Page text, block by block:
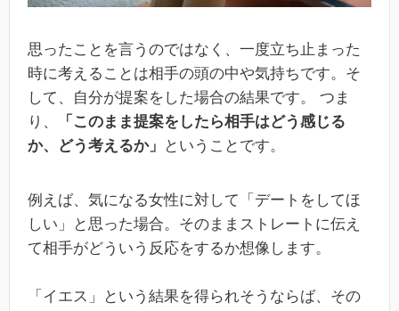
思ったことを言うのではなく、一度立ち止まった
時に考えることは相手の頭の中や気持ちです。そ
して、自分が提案をした場合の結果です。 つま
り、
「このまま提案をしたら相手はどう感じる
か、どう考えるか」
ということです。
例えば、気になる女性に対して「デートをしてほ
しい」と思った場合。そのままストレートに伝え
て相手がどういう反応をするか想像します。
「イエス」という結果を得られそうならば、その